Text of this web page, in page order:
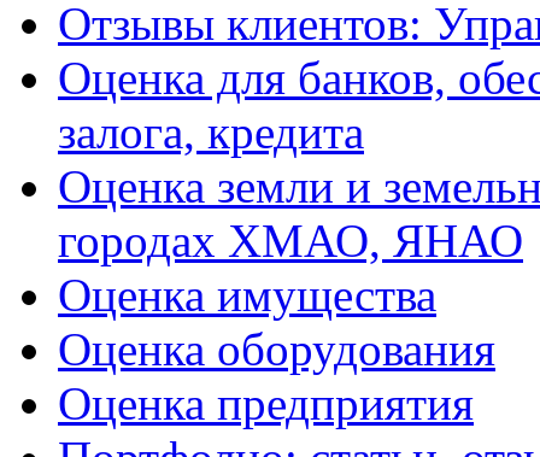
Отзывы клиентов:
Оценка для банков,
залога, кредита
Оценка земли и
городах ХМАО, ЯНАО
Оценка имущества
Оценка оборудования
Оценка предприятия